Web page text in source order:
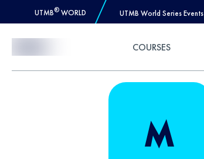
UTMB® WORLD UTMB World Series Events
COURSES